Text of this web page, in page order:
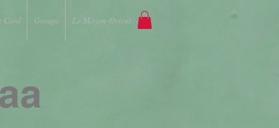
Card Groups Le Moyen-Orient